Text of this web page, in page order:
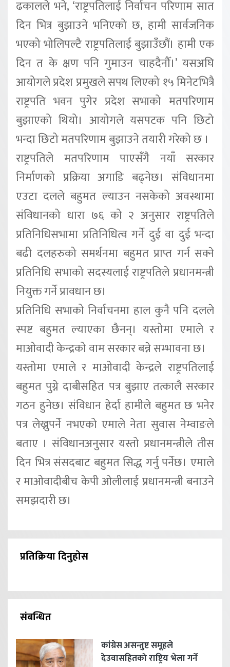
ढकालले भने, ‘राष्ट्रपतिलाई निर्वाचन परिणाम सात
दिन भित्र बुझाउने भनिएको छ, हामी सार्वजनिक
भएको भोलिपल्टै राष्ट्रपतिलाई बुझाउँछौं। हामी एक
दिन त के क्षण पनि गुमाउन चाहदैनौँ।’ यसअघि
आयोगले प्रदेश प्रमुखले सपथ लिएको १५ मिनेटभित्रै
राष्ट्रपति भवन पुगेर प्रदेश सभाको मतपरिणाम
बुझाएको थियो। आयोगले यसपटक पनि छिटो
भन्दा छिटो मतपरिणाम बुझाउने तयारी गरेको छ ।
राष्ट्रपतिले मतपरिणाम पाएसँगै नयाँ सरकार
निर्माणको प्रक्रिया अगाडि बढ्नेछ। संविधानमा
एउटा दलले बहुमत ल्याउन नसकेको अवस्थामा
संविधानको धारा ७६ को २ अनुसार राष्ट्रपतिले
प्रतिनिधिसभामा प्रतिनिधित्व गर्ने दुई वा दुई भन्दा
बढी दलहरुको समर्थनमा बहुमत प्राप्त गर्न सक्ने
प्रतिनिधि सभाको सदस्यलाई राष्ट्रपतिले प्रधानमन्त्री
नियुक्त गर्ने प्रावधान छ।
प्रतिनिधि सभाको निर्वाचनमा हाल कुनै पनि दलले
स्पष्ट बहुमत ल्याएका छैनन्। यस्तोमा एमाले र
माओवादी केन्द्रको वाम सरकार बन्ने सम्भावना छ।
यस्तोमा एमाले र माओवादी केन्द्रले राष्ट्रपतिलाई
बहुमत पुग्ने दाबीसहित पत्र बुझाए तत्कालै सरकार
गठन हुनेछ। संविधान हेर्दा हामीले बहुमत छ भनेर
पत्र लेख्नुपर्ने नभएको एमाले नेता सुवास नेम्वाङले
बताए । संविधानअनुसार यस्तो प्रधानमन्त्रीले तीस
दिन भित्र संसदबाट बहुमत सिद्ध गर्नु पर्नेछ। एमाले
र माओवादीबीच केपी ओलीलाई प्रधानमन्त्री बनाउने
समझदारी छ।
प्रतिक्रिया दिनुहोस
संबन्धित
कांग्रेस असन्तुष्ट समूहले
देउवासहितको राष्ट्रिय भेला गर्ने